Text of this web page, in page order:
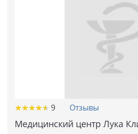
★★★★★
★★★★★ 9 Отзывы
Медицинский центр Лука